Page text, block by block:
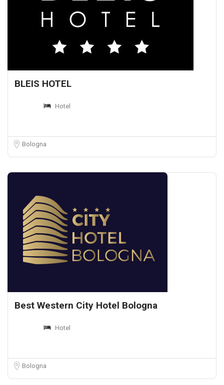
BLEIS HOTEL
Hotel
Bologna
Best Western City Hotel Bologna
Hotel
Bologna